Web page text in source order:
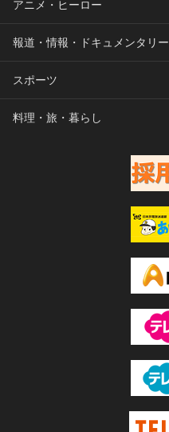
アニメ・ヒーロー
報道・情報・ドキュメンタリー
スポーツ
料理・旅・暮らし